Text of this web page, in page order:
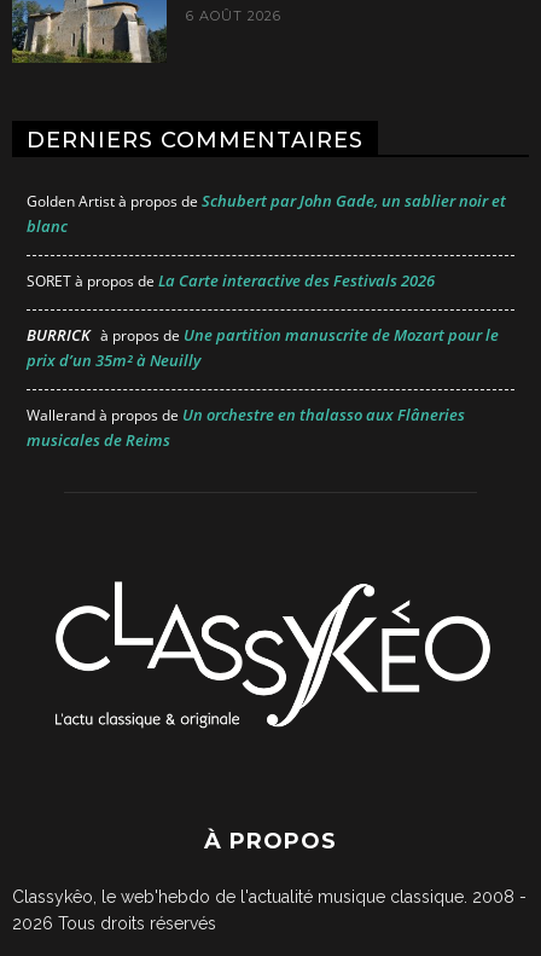
6 AOÛT 2026
DERNIERS COMMENTAIRES
Golden Artistà propos de Schubert par John Gade, un sablier noir et
blanc
SORETà propos de La Carte interactive des Festivals 2026
BURRICK à propos de Une partition manuscrite de Mozart pour le
prix d’un 35m² à Neuilly
Wallerandà propos de Un orchestre en thalasso aux Flâneries
musicales de Reims
À PROPOS
Classykêo, le web'hebdo de l'actualité musique classique. 2008 -
2026 Tous droits réservés